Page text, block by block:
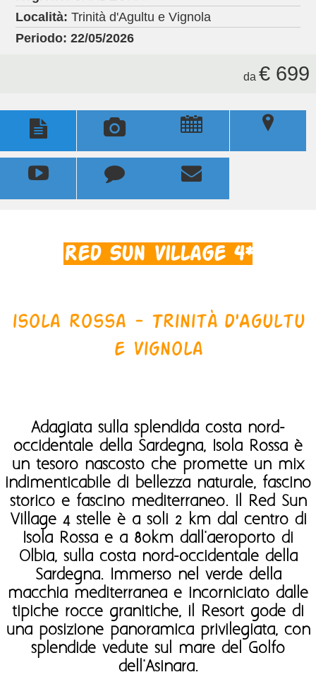
Località:Trinità d'Agultu e Vignola
Periodo:22/05/2026
da € 699
  ; u
  
Red Sun Village 4*
isola rossa - Trinità d'Agultu
e Vignola
Adagiata sulla splendida costa nord-
occidentale della Sardegna, Isola Rossa è
un tesoro nascosto che promette un mix
indimenticabile di bellezza naturale, fascino
storico e fascino mediterraneo. Il Red Sun
Village 4 stelle è a soli 2 km dal centro di
Isola Rossa e a 80km dall'aeroporto di
Olbia, sulla costa nord-occidentale della
Sardegna. Immerso nel verde della
macchia mediterranea e incorniciato dalle
tipiche rocce granitiche, il Resort gode di
una posizione panoramica privilegiata, con
splendide vedute sul mare del Golfo
dell'Asinara.